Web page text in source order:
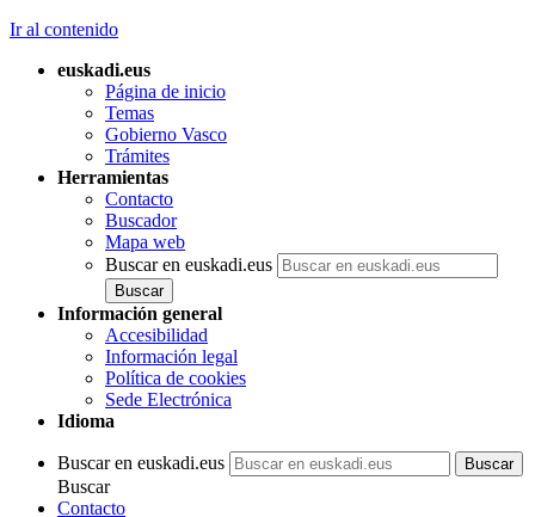
Ir al contenido
euskadi.eus
Página de inicio
Temas
Gobierno Vasco
Trámites
Herramientas
Contacto
Buscador
Mapa web
Buscar en euskadi.eus
Información general
Accesibilidad
Información legal
Política de cookies
Sede Electrónica
Idioma
Buscar en euskadi.eus
Buscar
Contacto